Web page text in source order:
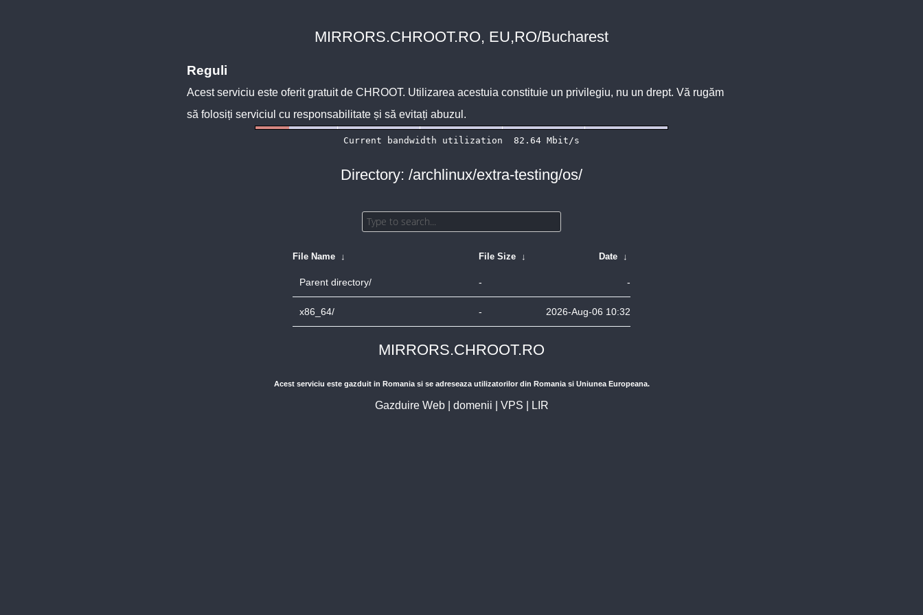
MIRRORS.CHROOT.RO, EU,RO/Bucharest
Reguli
Acest serviciu este oferit gratuit de CHROOT. Utilizarea acestuia constituie un privilegiu, nu un drept. Vă rugăm
să folosiți serviciul cu responsabilitate și să evitați abuzul.
Directory: /archlinux/extra-testing/os/
File Name ↓ File Size ↓ Date ↓
Parent directory/ - -
x86_64/ - 2026-Aug-06 10:32
MIRRORS.CHROOT.RO
Acest serviciu este gazduit in Romania si se adreseaza utilizatorilor din Romania si Uniunea Europeana.
Gazduire Web| domenii VPS LIR